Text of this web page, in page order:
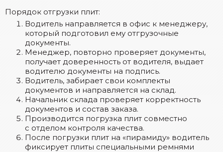
Порядок отгрузки плит:
Водитель направляется в офис к менеджеру,
который подготовил ему отгрузочные
документы.
Менеджер, повторно проверяет документы,
получает доверенность от водителя, выдает
водителю документы на подпись.
Водитель, забирает свои комплекты
документов и направляется на склад.
Начальник склада проверяет корректность
документов и состав заказа.
Производится погрузка плит совместно
с отделом контроля качества.
После погрузки плит на «пирамиду» водитель
фиксирует плиты специальными ремнями